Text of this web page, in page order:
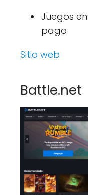
Juegos
pago
Sitio web
Battle.net